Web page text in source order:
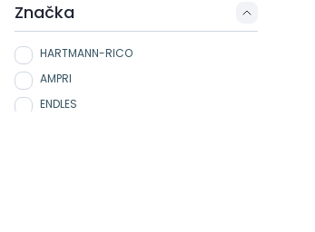
Značka
HARTMANN-RICO
AMPRI
ENDLES